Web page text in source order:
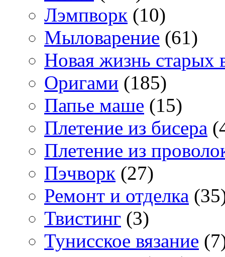
Лэмпворк (10)
Мыловарение (61)
Новая жизнь старых
Оригами (185)
Папье маше (15)
Плетение из бисера
Плетение из
Пэчворк (27)
Ремонт и отделка
Твистинг (3)
Тунисское вязание